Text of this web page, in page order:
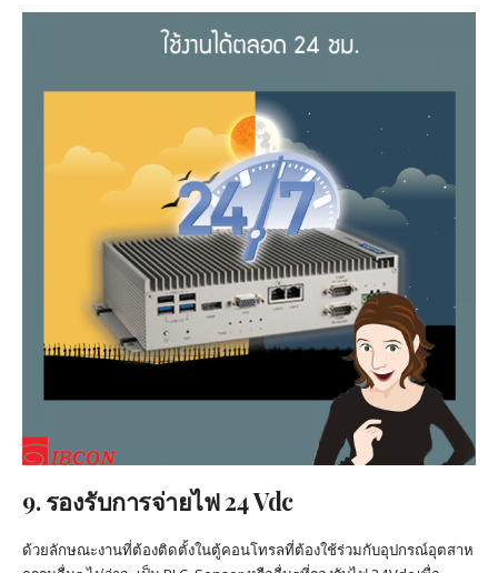
9. รองรับการจ่ายไฟ 24 Vdc
ด้วยลักษณะงานที่ต้องติดตั้งในตู้คอนโทรลที่ต้องใช้ร่วมกับอุปกรณ์อุตสาห